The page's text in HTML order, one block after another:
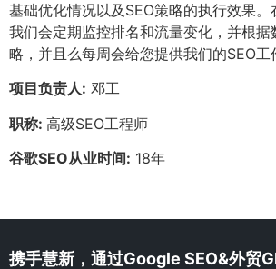
基础优化情况以及SEO策略的执行效果。
我们会定期监控排名和流量变化，并根据
略，并且么每周会给您提供我们的SEO工
项目负责人: 邓工
职称: 高级SEO工程师
谷歌SEO从业时间: 18年
携手慧新，通过Google SEO&外贸